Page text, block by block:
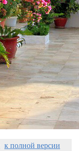
к полной версии